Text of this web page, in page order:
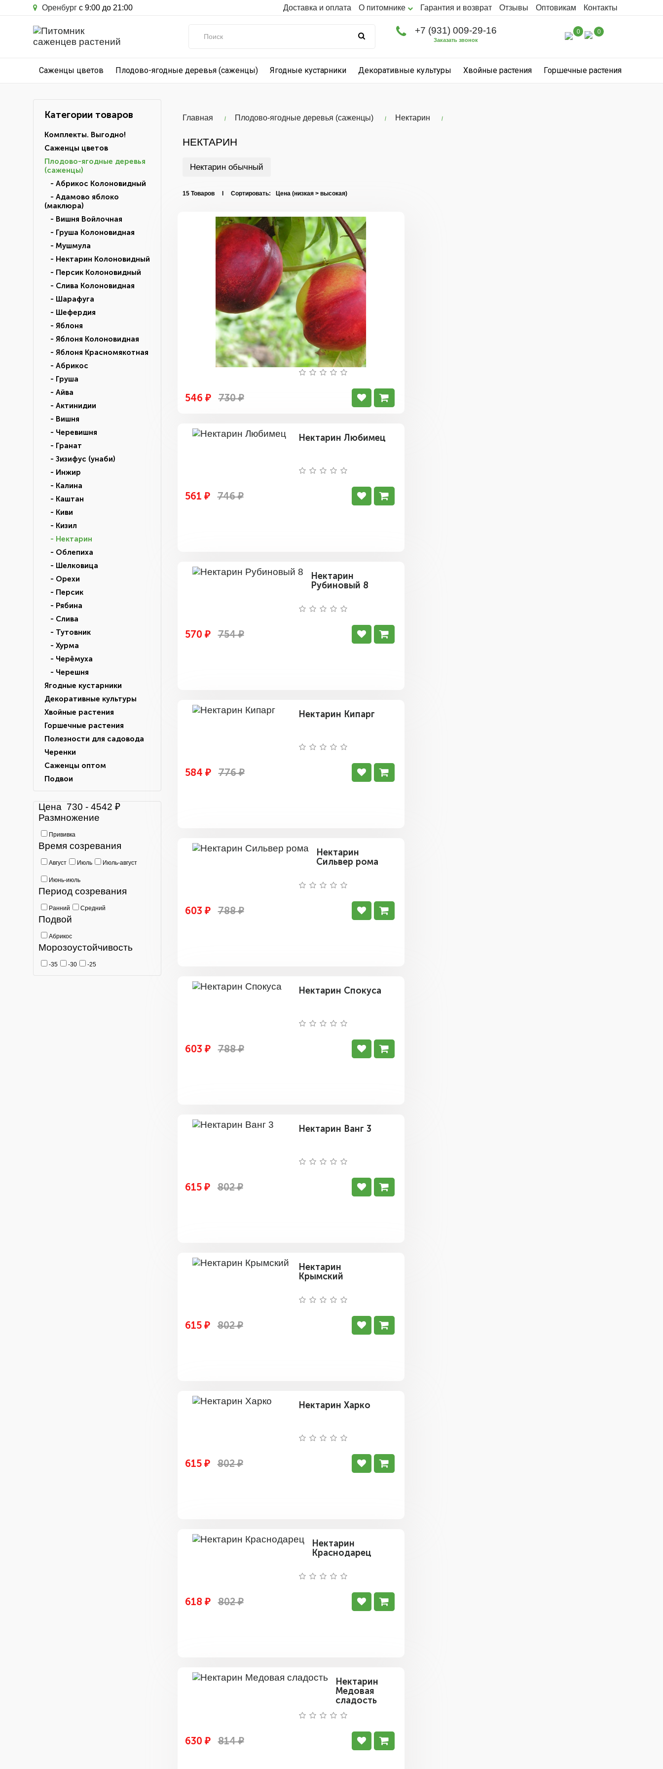
Оренбург с 9:00 до 21:00 Доставка и оплата О питомнике Гарантия и возврат Отзывы Оптовикам Контакты
+7 (931) 009-29-16
Заказать звонок
0 0
Саженцы цветов Плодово-ягодные деревья (саженцы) Ягодные кустарники Декоративные культуры Хвойные растения Горшечные растения
Категории товаров
Комплекты. Выгодно!
Саженцы цветов
Плодово-ягодные деревья
(саженцы)
- Абрикос Колоновидный
- Адамово яблоко
(маклюра)
- Вишня Войлочная
- Груша Колоновидная
- Мушмула
- Нектарин Колоновидный
- Персик Колоновидный
- Слива Колоновидная
- Шарафуга
- Шефердия
- Яблоня
- Яблоня Колоновидная
- Яблоня Красномякотная
- Абрикос
- Груша
- Айва
- Актинидии
- Вишня
- Черевишня
- Гранат
- Зизифус (унаби)
- Инжир
- Калина
- Каштан
- Киви
- Кизил
- Нектарин
- Облепиха
- Шелковица
- Орехи
- Персик
- Рябина
- Слива
- Тутовник
- Хурма
- Черёмуха
- Черешня
Ягодные кустарники
Декоративные культуры
Хвойные растения
Горшечные растения
Полезности для садовода
Черенки
Саженцы оптом
Подвои
Цена 730 - 4542 ₽
Размножение
Прививка
Время созревания
Август Июль Июль-август
Июнь-июль
Период созревания
Ранний Средний
Подвой
Абрикос
Морозоустойчивость
-35 -30 -25
Главная Плодово-ягодные деревья (саженцы) Нектарин
НЕКТАРИН
Нектарин обычный
15 Товаров I Сортировать:
546 ₽ 730 ₽
Нектарин Любимец
561 ₽ 746 ₽
Нектарин
Рубиновый 8
570 ₽ 754 ₽
Нектарин Кипарг
584 ₽ 776 ₽
Нектарин
Сильвер рома
603 ₽ 788 ₽
Нектарин Спокуса
603 ₽ 788 ₽
Нектарин Ванг 3
615 ₽ 802 ₽
Нектарин
Крымский
615 ₽ 802 ₽
Нектарин Харко
615 ₽ 802 ₽
Нектарин
Краснодарец
618 ₽ 802 ₽
Нектарин
Медовая
сладость
630 ₽ 814 ₽